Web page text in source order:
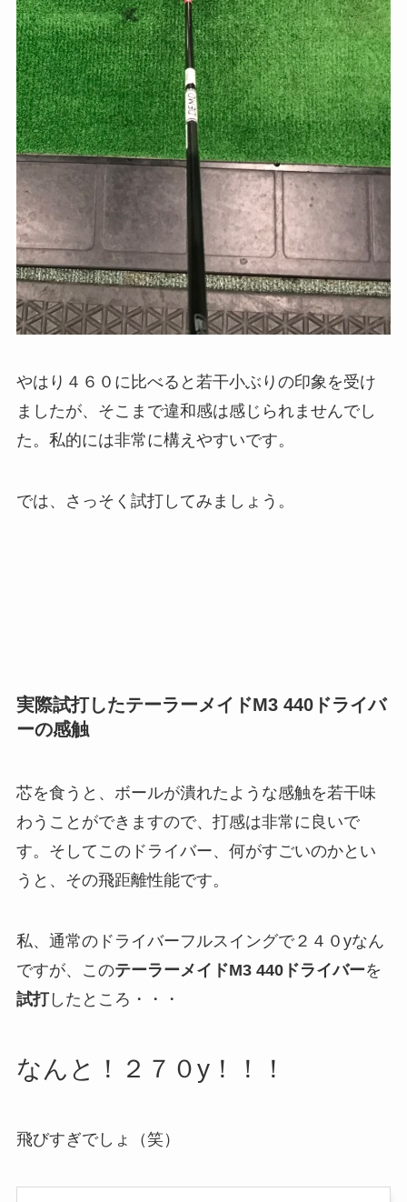
やはり４６０に比べると若干小ぶりの印象を受け
ましたが、そこまで違和感は感じられませんでし
た。私的には非常に構えやすいです。
では、さっそく試打してみましょう。
実際試打したテーラーメイドM3 440ドライバ
ーの感触
芯を食うと、ボールが潰れたような感触を若干味
わうことができますので、打感は非常に良いで
す。そしてこのドライバー、何がすごいのかとい
うと、その飛距離性能です。
私、通常のドライバーフルスイングで２４０yなん
ですが、このテーラーメイドM3 440ドライバーを
試打したところ・・・
なんと！２７０y！！！
飛びすぎでしょ（笑）